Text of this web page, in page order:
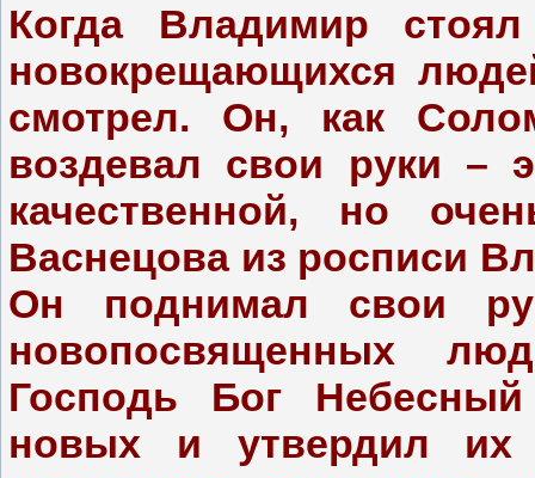
Когда Владимир
новокрещающихся
смотрел. Он, как
воздевал свои руки –
качественной, но
Васнецова из росписи
Он поднимал свои
новопосвященных
Господь Бог
новых и утвердил